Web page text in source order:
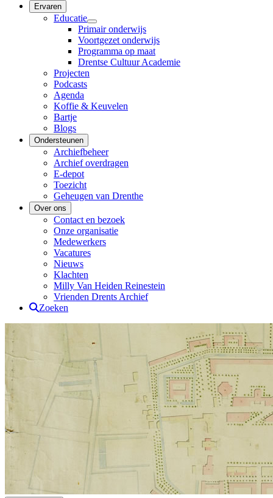
Ervaren
Educatie
Primair onderwijs
Voortgezet onderwijs
Programma op maat
Drentse Cultuur Academie
Projecten
Podcasts
Agenda
Koffie & Keuvelen
Bartje
Blogs
Ondersteunen
Archiefbeheer
Archief overdragen
E-depot
Toezicht
Geheugen van Drenthe
Over ons
Contact en bezoek
Onze organisatie
Medewerkers
Vacatures
Nieuws
Klachten
Milly Van Heiden Reinestein
Vrienden Drents Archief
Zoeken
Drents Archief